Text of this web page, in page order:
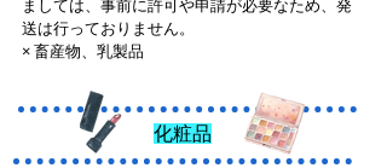
ましては、事前に許可や申請が必要なため、発
送は行っておりません。
× 畜産物、乳製品
化粧品